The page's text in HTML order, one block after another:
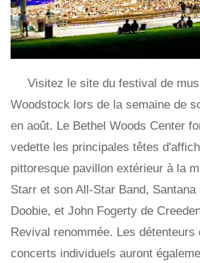
Visitez le site du festival de
Woodstock lors de la semaine de
en août. Le Bethel Woods Center
vedette les principales têtes
pittoresque pavillon extérieur à la
Starr et son All-Star Band,
Doobie, et John Fogerty de
Revival renommée. Les
concerts individuels auront